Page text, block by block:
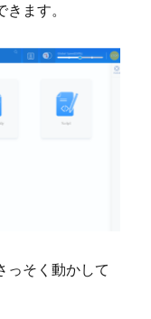
ます。
っそく動かして